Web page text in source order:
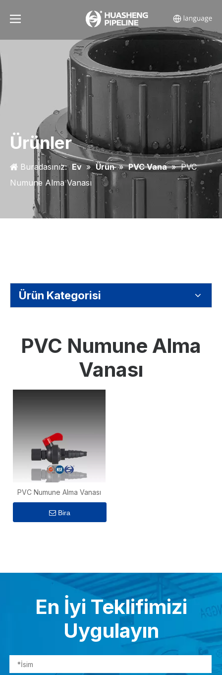
Ürünler
Buradasınız: Ev » Ürün » PVC Vana » PVC
Numune Alma Vanası
Ürün Kategorisi
PVC Numune Alma
Vanası
PVC Numune Alma Vanası
Bira
En İyi Teklifimizi
Uygulayın